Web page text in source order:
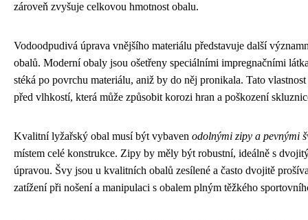
zároveň zvyšuje celkovou hmotnost obalu.
Vodoodpudivá úprava vnějšího materiálu představuje další
obalů. Moderní obaly jsou ošetřeny speciálními impregnačními
stéká po povrchu materiálu, aniž by do něj pronikala. Tato
před vlhkostí, která může způsobit korozi hran a poškození
Kvalitní lyžařský obal musí být vybaven odolnými zipy a pevnými
místem celé konstrukce. Zipy by měly být robustní, ideálně s
úpravou. Švy jsou u kvalitních obalů zesílené a často dvojitě
zatížení při nošení a manipulaci s obalem plným těžkého